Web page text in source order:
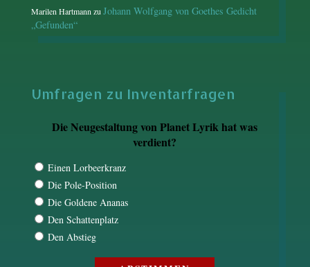
Marilen Hartmann zu Johann Wolfgang von Goethes Gedicht
„Gefunden“
Umfragen zu Inventarfragen
Die Neugestaltung von Planet Lyrik hat was
verdient?
Einen Lorbeerkranz
Die Pole-Position
Die Goldene Ananas
Den Schattenplatz
Den Abstieg